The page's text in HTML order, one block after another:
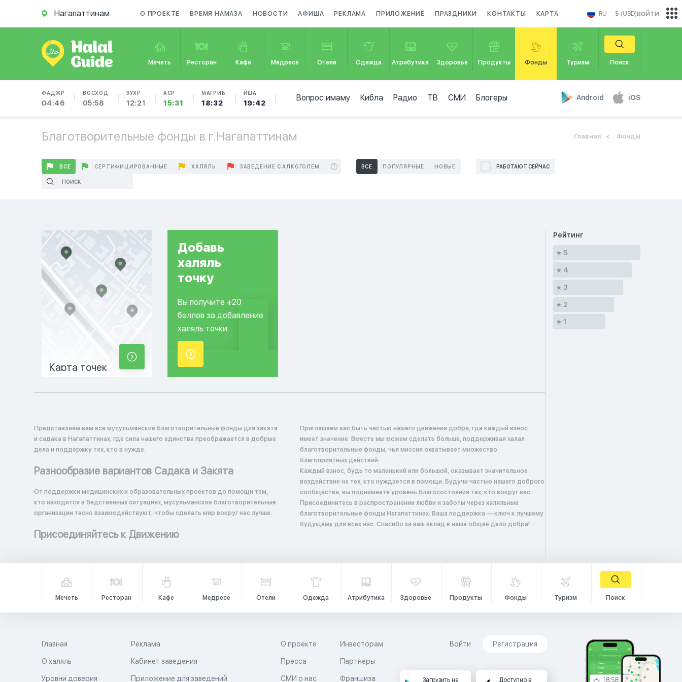
Нагапаттинам О ПРОЕКТЕ ВРЕМЯ НАМАЗА НОВОСТИ АФИША РЕКЛАМА ПРИЛОЖЕНИЕ ПРАЗДНИКИ КОНТАКТЫ КАРТА RU $ (USD)
Мечеть Ресторан Кафе Медресе Отели Одежда Атрибутика Здоровье Продукты Фонды Туризм Поиск
ФАДЖР
04:46
ВОСХОД
05:58
ЗУХР
12:21
АСР
15:31
МАГРИБ
18:32
ИША
19:42
Вопрос имаму Кибла Радио ТВ СМИ Блогеры Android iOS
войти
Благотворительные фонды в г.Нагапаттинам Главная Фонды
ВСЕ СЕРТИФИЦИРОВАННЫЕ ХАЛЯЛЬ ЗАВЕДЕНИЕ С АЛКОГОЛЕМ ВСЕ ПОПУЛЯРНЫЕ НОВЫЕ РАБОТАЮТ СЕЙЧАС
Карта точек
Добавь
халяль
точку
Вы получите +20
баллов за добавление
халяль точки.
Представляем вам все мусульманские благотворительные фонды для закята
и садака в Нагапаттинах, где сила нашего единства преображается в добрые
дела и поддержку тех, кто в нужде.
Разнообразие вариантов Садака и Закята
От поддержки медицинских и образовательных проектов до помощи тем,
кто находится в бедственных ситуациях, мусульманские благотворительные
организации тесно взаимодействуют, чтобы сделать мир вокруг нас лучше.
Присоединяйтесь к Движению
Приглашаем вас быть частью нашего движения добра, где каждый взнос
имеет значение. Вместе мы можем сделать больше, поддерживая халал
благотворительные фонды, чья миссия охватывает множество
благоприятных действий.
Каждый взнос, будь то маленький или большой, оказывает значительное
воздействие на тех, кто нуждается в помощи. Будучи частью нашего доброго
сообщества, вы поднимаете уровень благосостояния тех, кто вокруг вас.
Присоединитесь в распространении любви и заботы через халяльные
благотворительные фонды Нагапаттинах. Ваша поддержка — ключ к лучшему
будущему для всех нас. Спасибо за ваш вклад в наше общее дело добра!
Рейтинг
5
4
3
2
1
Мечеть Ресторан Кафе Медресе Отели Одежда Атрибутика Здоровье Продукты Фонды Туризм Поиск
Главная
О халяль
Уровни доверия
Реклама
Кабинет заведения
Приложение для заведений
О проекте
Пресса
СМИ о нас
Инвесторам
Партнеры
Франшиза
Войти Регистрация
Загрузить на Доступно в